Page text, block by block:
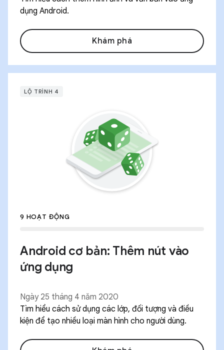
dụng Android.
Khám phá
LỘ TRÌNH 4
9 HOẠT ĐỘNG
Android cơ bản: Thêm nút vào
ứng dụng
Ngày 25 tháng 4 năm 2020
Tìm hiểu cách sử dụng các lớp, đối tượng và điều
kiện để tạo nhiều loại màn hình cho người dùng.